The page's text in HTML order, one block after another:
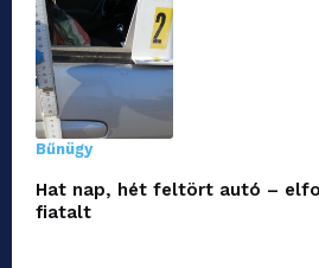
Bűnügy
Hat nap, hét feltört autó –
fiatalt